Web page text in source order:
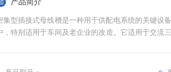
产品简介
集型插接式母线槽‌是一种用于供配电系统的关键设
，特别适用于车间及老企业的改造。它适用于交流